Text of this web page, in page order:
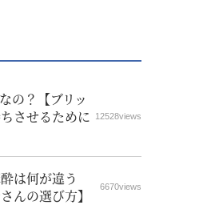
の？【ブリッ
させるために
12528views
は何が違う
んの選び方】
6670views